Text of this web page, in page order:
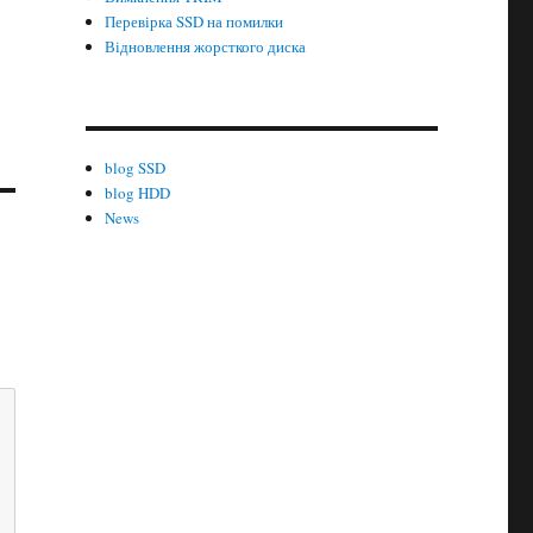
Перевірка SSD на помилки
Відновлення жорсткого диска
blog SSD
blog HDD
News